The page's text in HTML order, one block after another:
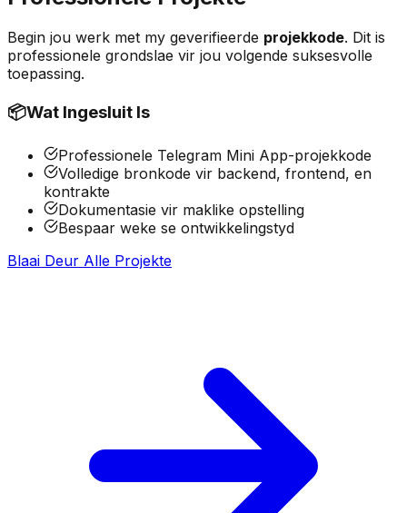
Begin jou werk met my geverifieerde projekkode. Dit is
professionele grondslae vir jou volgende suksesvolle
toepassing.
📦Wat Ingesluit Is
Professionele Telegram Mini App-projekkode
Volledige bronkode vir backend, frontend, en
kontrakte
Dokumentasie vir maklike opstelling
Bespaar weke se ontwikkelingstyd
Blaai Deur Alle Projekte